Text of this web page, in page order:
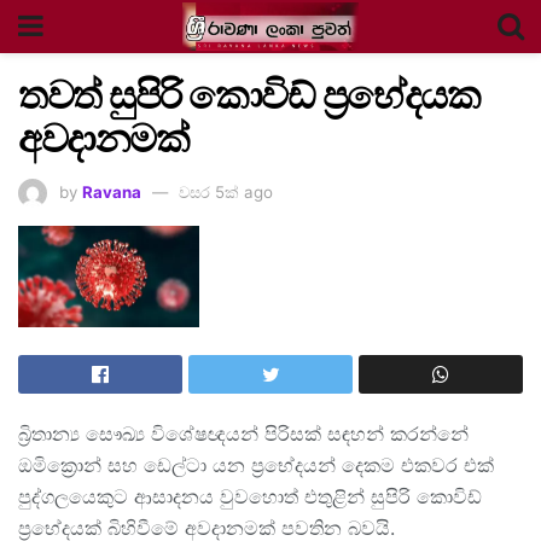
තවත් සුපිරි කොවිඩ් ප්‍රභේදයක
අවදානමක්
by Ravana වසර 5ක් ago
බ්‍රිතාන්‍ය සෞඛ්‍ය විශේෂඥයන් පිරිසක් සඳහන් කරන්නේ
ඔමික්‍රොන් සහ ඩෙල්ටා යන ප්‍රභේදයන් දෙකම එකවර එක්
පුද්ගලයෙකුට ආසාදනය වුවහොත් එතුළින් සුපිරි කොවිඩ්
ප්‍රභේදයක් බිහිවීමේ අවදානමක් පවතින බවයි.